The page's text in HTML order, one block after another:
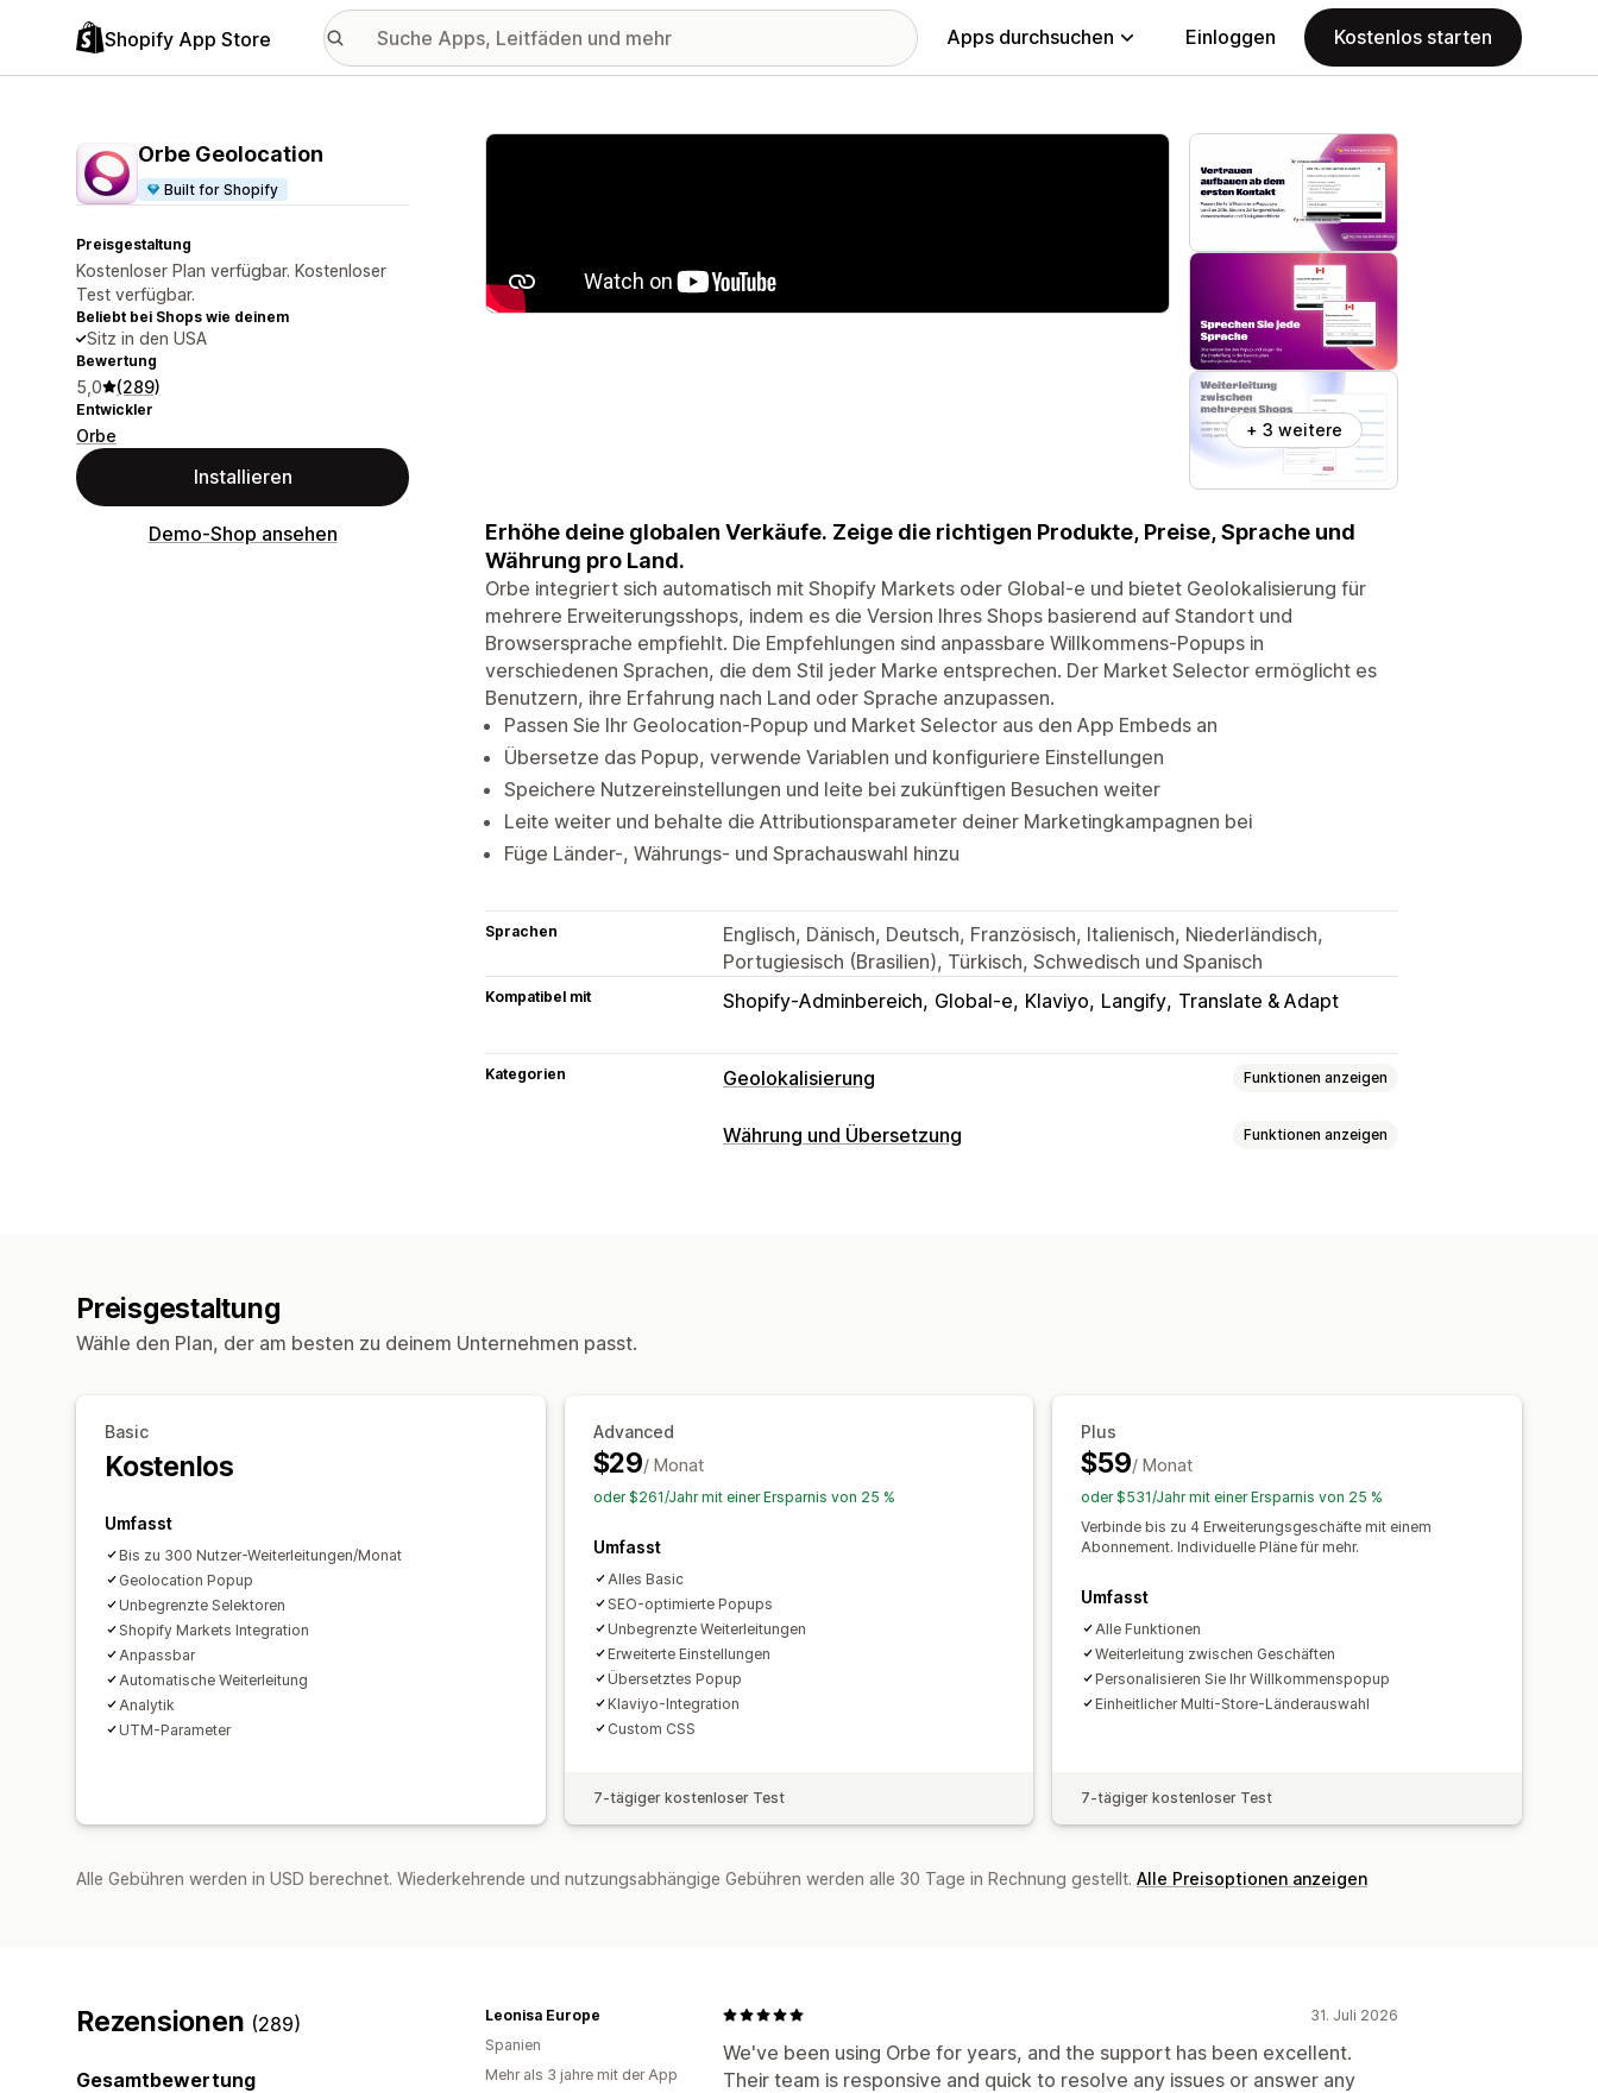
Shopify App Store Apps durchsuchen Einloggen Kostenlos starten
Orbe Geolocation
Built for Shopify
Preisgestaltung
Kostenloser Plan verfügbar. Kostenloser
Test verfügbar.
Beliebt bei Shops wie deinem
Sitz in den USA
Bewertung
5,0 (289)
Entwickler
Orbe
Installieren
Demo-Shop ansehen
Vorgestellte Bildergalerie
+ 3 weitere
Erhöhe deine globalen Verkäufe. Zeige die richtigen Produkte, Preise, Sprache und
Währung pro Land.
Orbe integriert sich automatisch mit Shopify Markets oder Global-e und bietet Geolokalisierung für
mehrere Erweiterungsshops, indem es die Version Ihres Shops basierend auf Standort und
Browsersprache empfiehlt. Die Empfehlungen sind anpassbare Willkommens-Popups in
verschiedenen Sprachen, die dem Stil jeder Marke entsprechen. Der Market Selector ermöglicht es
Benutzern, ihre Erfahrung nach Land oder Sprache anzupassen.
Passen Sie Ihr Geolocation-Popup und Market Selector aus den App Embeds an
Übersetze das Popup, verwende Variablen und konfiguriere Einstellungen
Speichere Nutzereinstellungen und leite bei zukünftigen Besuchen weiter
Leite weiter und behalte die Attributionsparameter deiner Marketingkampagnen bei
Füge Länder-, Währungs- und Sprachauswahl hinzu
Sprachen
Englisch, Dänisch, Deutsch, Französisch, Italienisch, Niederländisch,
Portugiesisch (Brasilien), Türkisch, Schwedisch und Spanisch
Kompatibel mit Shopify-Adminbereich Global-e Klaviyo Langify Translate & Adapt
Kategorien Geolokalisierung Funktionen anzeigen
Weiterleitungen
Währung und Übersetzung Funktionen anzeigen
Preisgestaltung
Wähle den Plan, der am besten zu deinem Unternehmen passt.
Basic
Kostenlos
Umfasst
Bis zu 300 Nutzer-Weiterleitungen/Monat
Geolocation Popup
Unbegrenzte Selektoren
Shopify Markets Integration
Anpassbar
Automatische Weiterleitung
Analytik
UTM-Parameter
Advanced
$29/ Monat
oder $261/Jahr mit einer Ersparnis von 25 %
Umfasst
Alles Basic
SEO-optimierte Popups
Unbegrenzte Weiterleitungen
Erweiterte Einstellungen
Übersetztes Popup
Klaviyo-Integration
Custom CSS
7-tägiger kostenloser Test
Plus
$59/ Monat
oder $531/Jahr mit einer Ersparnis von 25 %
Verbinde bis zu 4 Erweiterungsgeschäfte mit einem
Abonnement. Individuelle Pläne für mehr.
Umfasst
Alle Funktionen
Weiterleitung zwischen Geschäften
Personalisieren Sie Ihr Willkommenspopup
Einheitlicher Multi-Store-Länderauswahl
7-tägiger kostenloser Test
Alle Gebühren werden in USD berechnet. Wiederkehrende und nutzungsabhängige Gebühren werden alle 30 Tage in Rechnung gestellt. Alle Preisoptionen anzeigen
Rezensionen (289)
Gesamtbewertung
31. Juli 2026
We've been using Orbe for years, and the support has been excellent.
Their team is responsive and quick to resolve any issues or answer any
Leonisa Europe
Spanien
Mehr als 3 jahre mit der App